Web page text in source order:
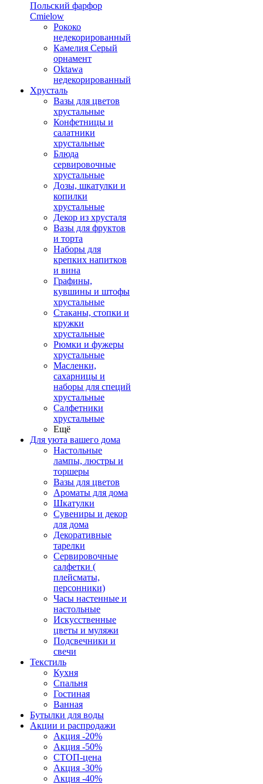
Польский фарфор
Сmielow
Рококо
недекорированный
Камелия Серый
орнамент
Oktawa
недекорированный
Хрусталь
Вазы для цветов
хрустальные
Конфетницы и
салатники
хрустальные
Блюда
сервировочные
хрустальные
Дозы, шкатулки и
копилки
хрустальные
Декор из хрусталя
Вазы для фруктов
и торта
Наборы для
крепких напитков
и вина
Графины,
кувшины и штофы
хрустальные
Стаканы, стопки и
кружки
хрустальные
Рюмки и фужеры
хрустальные
Масленки,
сахарницы и
наборы для специй
хрустальные
Салфетники
хрустальные
Ещё
Для уюта вашего дома
Настольные
лампы, люстры и
торшеры
Вазы для цветов
Ароматы для дома
Шкатулки
Сувениры и декор
для дома
Декоративные
тарелки
Сервировочные
салфетки (
плейсматы,
персонники)
Часы настенные и
настольные
Искусственные
цветы и муляжи
Подсвечники и
свечи
Текстиль
Кухня
Спальня
Гостиная
Ванная
Бутылки для воды
Акции и распродажи
Акция -20%
Акция -50%
СТОП-цена
Акция -30%
Акция -40%